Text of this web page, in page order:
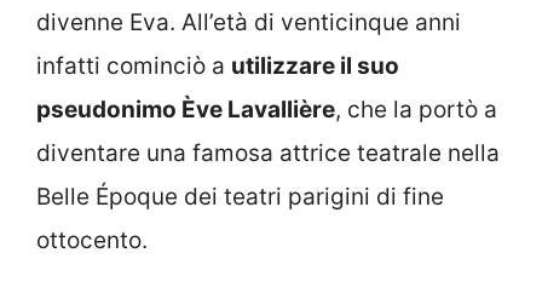
divenne Eva. All’età di venticinque anni
infatti cominciò a utilizzare il suo
pseudonimo Ève Lavallière, che la portò a
diventare una famosa attrice teatrale nella
Belle Époque dei teatri parigini di fine
ottocento.